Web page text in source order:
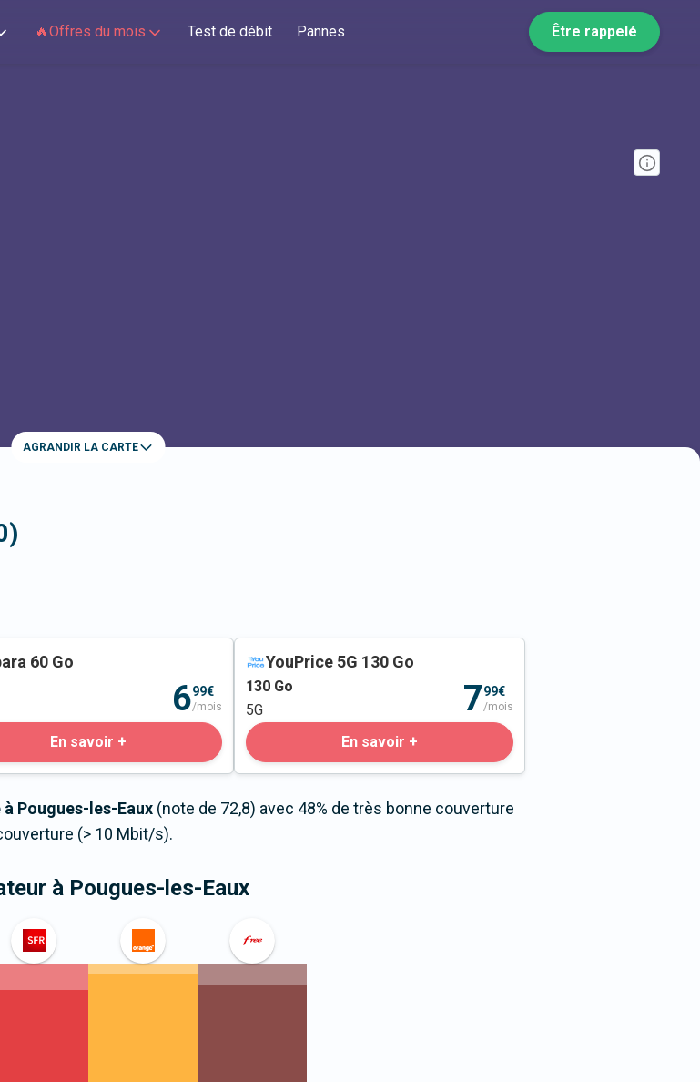
🔥Offres du mois Test de débit Pannes Être rappelé
AGRANDIR LA CARTE
60 Go
699€
/mois
En savoir +
YouPrice 5G 130 Go
130 Go
5G
799€
/mois
En savoir +
Pougues-les-Eaux (note de 72,8) avec 48% de très bonne couverture
(> 10 Mbit/s).
à Pougues-les-Eaux